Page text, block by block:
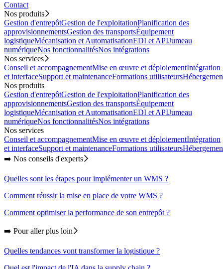
Contact
Nos produits
Gestion d'entrepôtGestion de l'exploitationPlanification des
approvisionnementsGestion des transportsÉquipement
logistiqueMécanisation et AutomatisationEDI et APIJumeau
numériqueNos fonctionnalitésNos intégrations
Nos services
Conseil et accompagnementMise en œuvre et déploiementIntégration
et interfaceSupport et maintenanceFormations utilisateurs
Nos produits
Gestion d'entrepôtGestion de l'exploitationPlanification des
approvisionnementsGestion des transportsÉquipement
logistiqueMécanisation et AutomatisationEDI et APIJumeau
numériqueNos fonctionnalitésNos intégrations
Nos services
Conseil et accompagnementMise en œuvre et déploiementIntégration
et interfaceSupport et maintenanceFormations utilisateurs
➡️ Nos conseils d'experts
Quelles sont les étapes pour implémenter un WMS ?
Comment réussir la mise en place de votre WMS ?
Comment optimiser la performance de son entrepôt ?
➡️ Pour aller plus loin
Quelles tendances vont transformer la logistique ?